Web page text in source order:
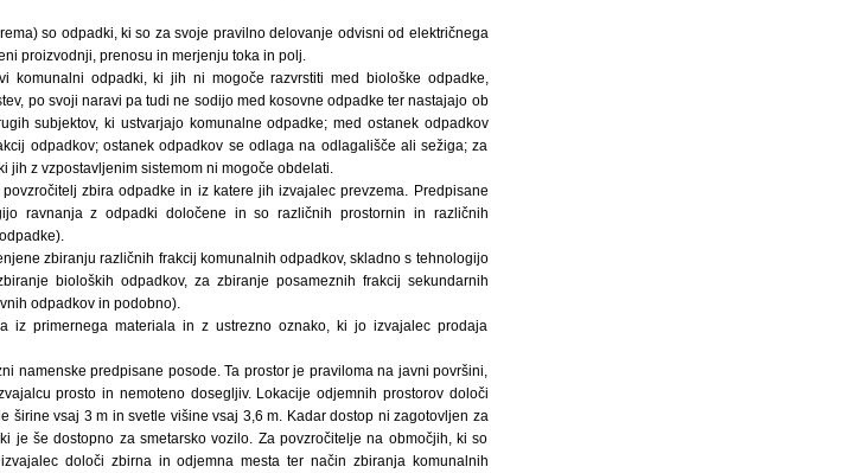
so odpadki, ki so za svoje pravilno delovanje odvisni od električnega
proizvodnji, prenosu in merjenju toka in polj.
komunalni odpadki, ki jih ni mogoče razvrstiti med biološke odpadke,
po svoji naravi pa tudi ne sodijo med kosovne odpadke ter nastajajo ob
subjektov, ki ustvarjajo komunalne odpadke; med ostanek odpadkov
odpadkov; ostanek odpadkov se odlaga na odlagališče ali sežiga; za
z vzpostavljenim sistemom ni mogoče obdelati.
zbira odpadke in iz katere jih izvajalec prevzema. Predpisane
ravnanja z odpadki določene in so različnih prostornin in različnih
zbiranju različnih frakcij komunalnih odpadkov, skladno s tehnologijo
bioloških odpadkov, za zbiranje posameznih frakcij sekundarnih
odpadkov in podobno).
iz primernega materiala in z ustrezno oznako, ki jo izvajalec prodaja
namenske predpisane posode. Ta prostor je praviloma na javni površini,
prosto in nemoteno dosegljiv. Lokacije odjemnih prostorov določi
širine vsaj 3 m in svetle višine vsaj 3,6 m. Kadar dostop ni zagotovljen za
je še dostopno za smetarsko vozilo. Za povzročitelje na območjih, ki so
določi zbirna in odjemna mesta ter način zbiranja komunalnih